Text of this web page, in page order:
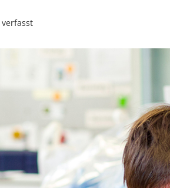
verfasst